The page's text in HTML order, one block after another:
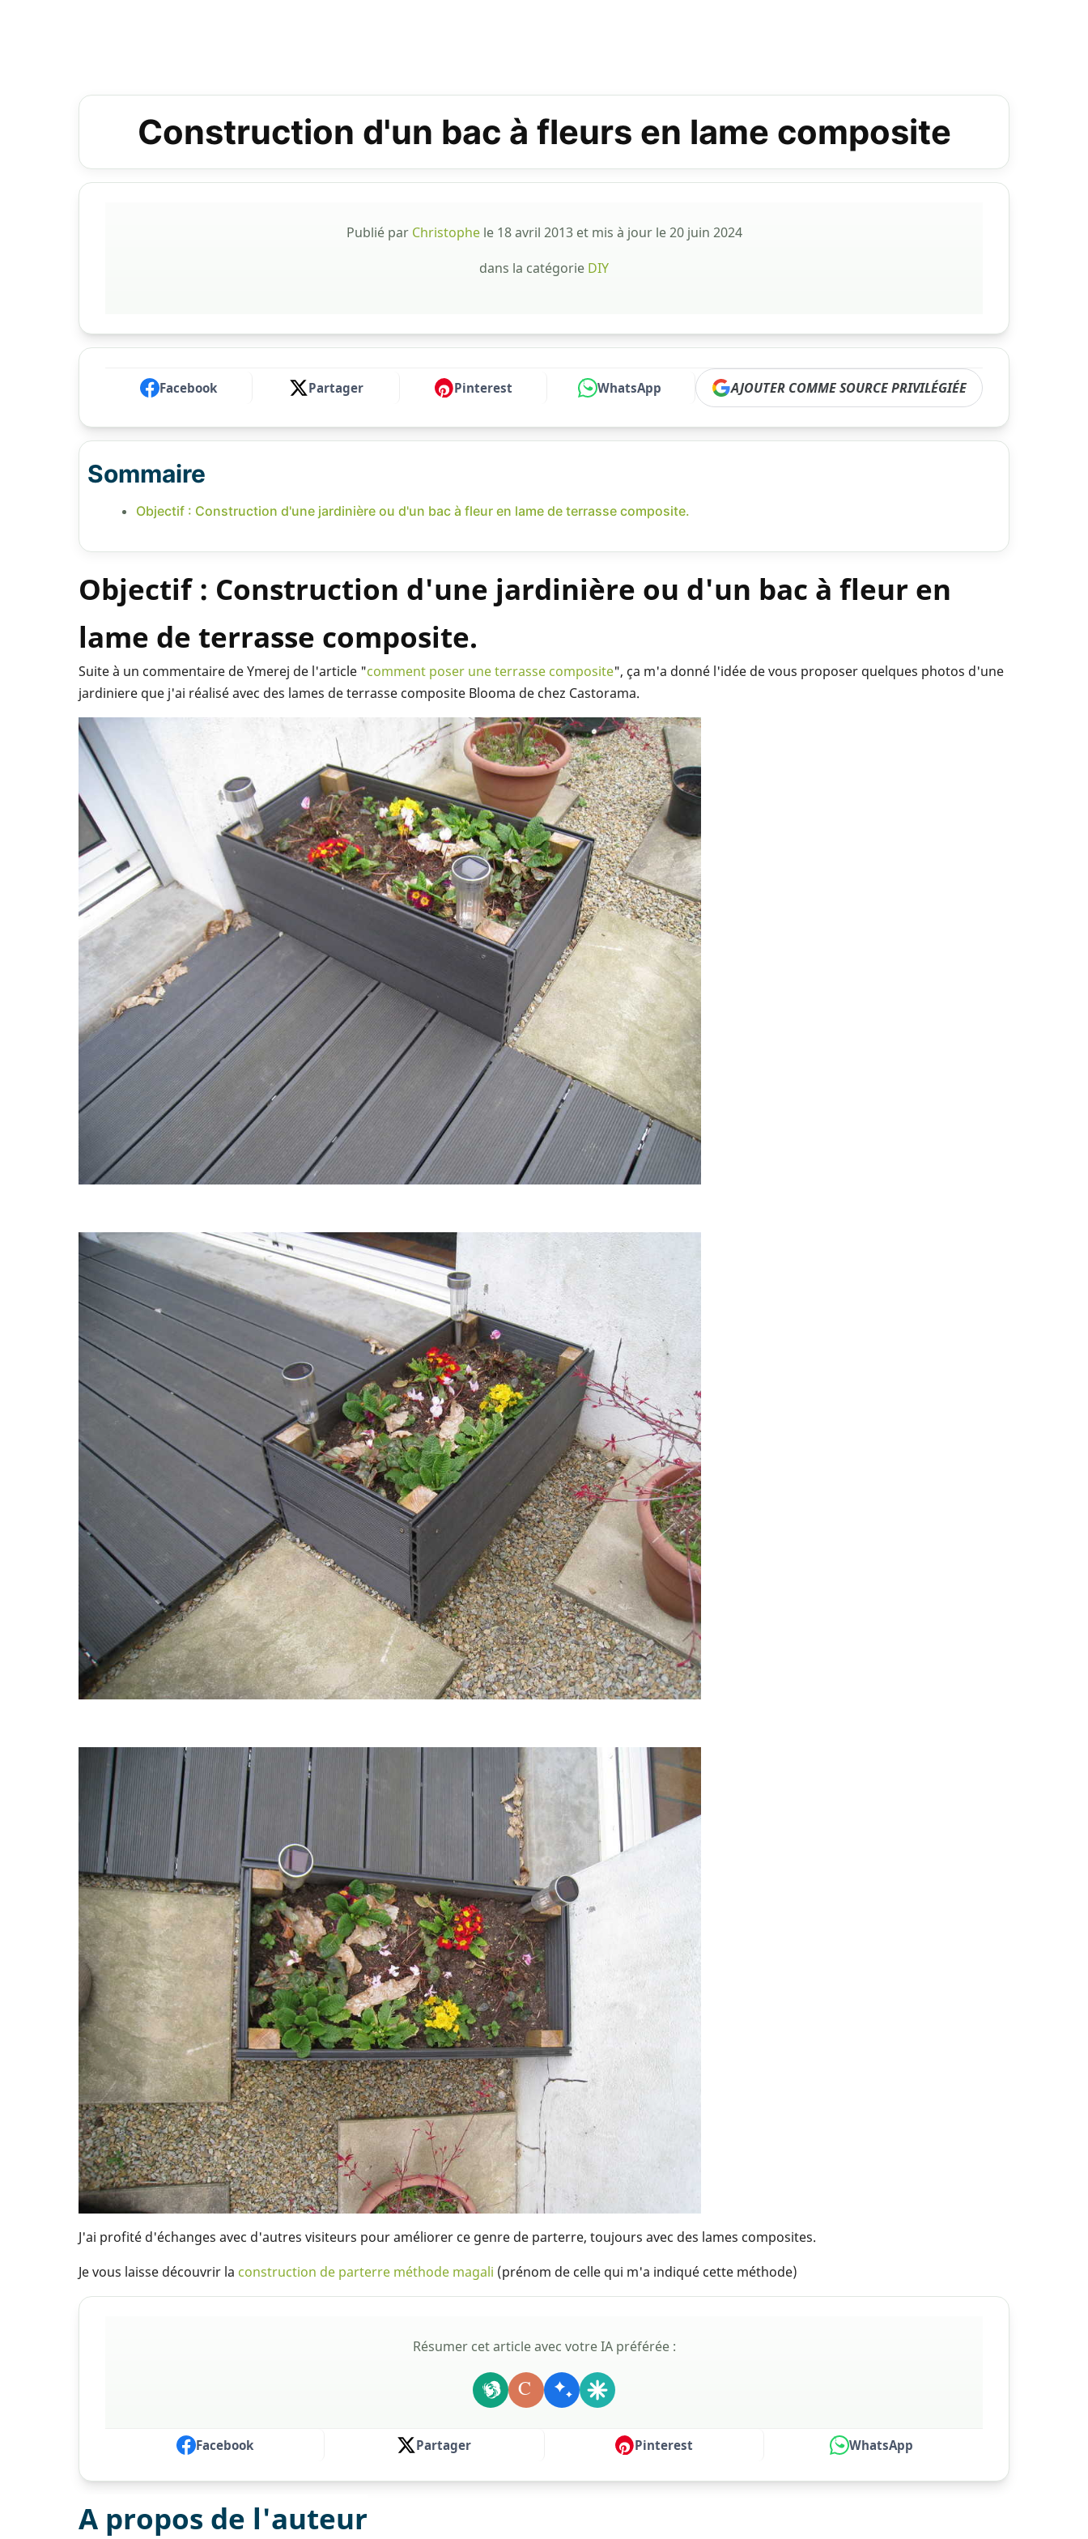
Construction d'un bac à fleurs en lame composite
Publié par Christophele 18 avril 2013et mis à jour le20 juin 2024
dans la catégorie DIY
Facebook Partager Pinterest WhatsApp AJOUTER COMME SOURCE PRIVILÉGIÉE
Sommaire
Objectif : Construction d'une jardinière ou d'un bac à fleur en lame de terrasse composite.
Objectif : Construction d'une jardinière ou d'un bac à fleur en
lame de terrasse composite.
Suite à un commentaire de Ymerej de l'article "comment poser une terrasse composite", ça m'a donné l'idée de vous proposer quelques photos d'une
jardiniere que j'ai réalisé avec des lames de terrasse composite Blooma de chez Castorama.
J'ai profité d'échanges avec d'autres visiteurs pour améliorer ce genre de parterre, toujours avec des lames composites.
Je vous laisse découvrir la construction de parterre méthode magali (prénom de celle qui m'a indiqué cette méthode)
Résumer cet article avec votre IA préférée :
C
Facebook Partager Pinterest WhatsApp
A propos de l'auteur